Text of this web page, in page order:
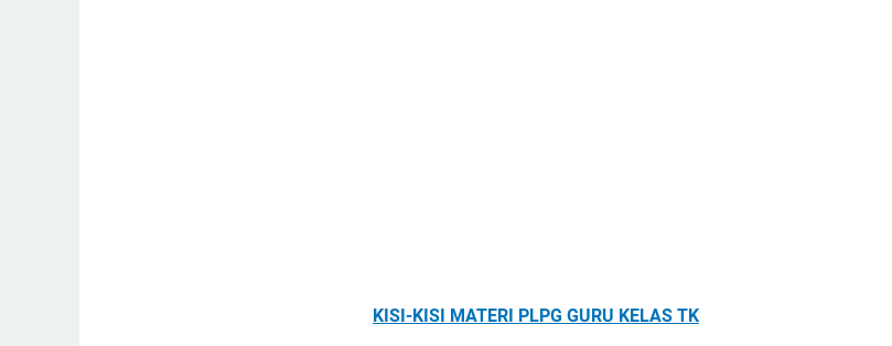
KISI-KISI MATERI PLPG GURU KELAS TK